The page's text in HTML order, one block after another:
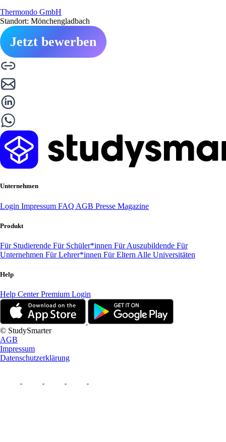
Thermondo GmbH
Standort: Mönchengladbach
Jetzt bewerben
Unternehmen
Login Impressum FAQ AGB Presse Magazine
Produkt
Für Studierende Für Schüler*innen Für Auszubildende Für
Unternehmen Für Lehrer*innen Für Eltern Alle Universitäten
Help
Help CenterPremium Login
© StudySmarter
AGB
Impressum
Datenschutzerklärung